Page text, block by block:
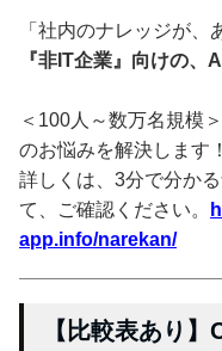
「社内のナレッジが、
『非IT企業』向けの、
＜100人～数万名規模
のお悩みを解決します！
詳しくは、3分で分か
て、ご確認ください。
app.info/narekan/
【比較表あり